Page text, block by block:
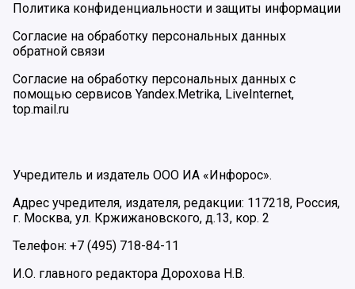
Политика конфиденциальности и защиты информации
Согласие на обработку персональных данных
обратной связи
Согласие на обработку персональных данных с
помощью сервисов Yandex.Metrika, LiveInternet,
top.mail.ru
Учредитель и издатель ООО ИА «Инфорос».
Адрес учредителя, издателя, редакции: 117218, Россия,
г. Москва, ул. Кржижановского, д.13, кор. 2
Телефон: +7 (495) 718-84-11
И.О. главного редактора Дорохова Н.В.